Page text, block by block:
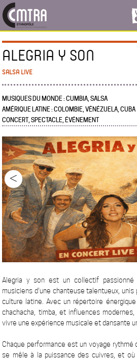
ALEGRIA Y SON
SALSA LIVE
MUSIQUES DU MONDE : CUMBIA, SALSA
AMÉRIQUE LATINE : COLOMBIE, VÉNÉZUELA, CUBA
CONCERT, SPECTACLE, ÉVÉNEMENT
<
Alegria y son est un collectif
musiciens d'une chanteuse talentueux, unis
culture latine. Avec un répertoire
chachacha, timba, et influences
vivre une expérience musicale et dansante
Chaque performance est un voyage rythmé
se mêle à la puissance des cuivres, et où